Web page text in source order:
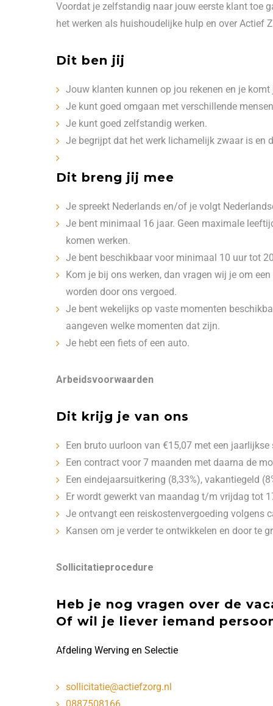
Voordat je zelfstandig naar jouw eerste klant toe
het werken als huishoudelijke hulp en over Actief
Dit ben jij
Jouw klanten kunnen op jou rekenen en je
Je kunt goed omgaan met verschillende
Je kunt goed zelfstandig werken.
Je begrijpt dat het werk lichamelijk zwaar is en
Dit breng jij mee
Je spreekt Nederlands en/of je volgt
Je bent minimaal 16 jaar. Geen maximale
komen werken.
Je bent beschikbaar voor minimaal 10 uur tot
Kom je bij ons werken, dan vragen wij je om
worden door ons vergoed.
Je bent wekelijks op vaste momenten
aangeven welke momenten dat zijn.
Je hebt een fiets of een auto.
Arbeidsvoorwaarden
Dit krijg je van ons
Een bruto uurloon van €15,07 met een
Een contract voor 7 maanden met daarna de
Een eindejaarsuitkering (8,33%), vakantiegeld
Er wordt gewerkt van maandag t/m vrijdag tot
Je ontvangt een reiskostenvergoeding volgens
Kansen om je verder te ontwikkelen en door te
Sollicitatieprocedure
Heb je nog vragen over de
Of wil je liever iemand
Afdeling Werving en Selectie
sollicitatie@actiefzorg.nl